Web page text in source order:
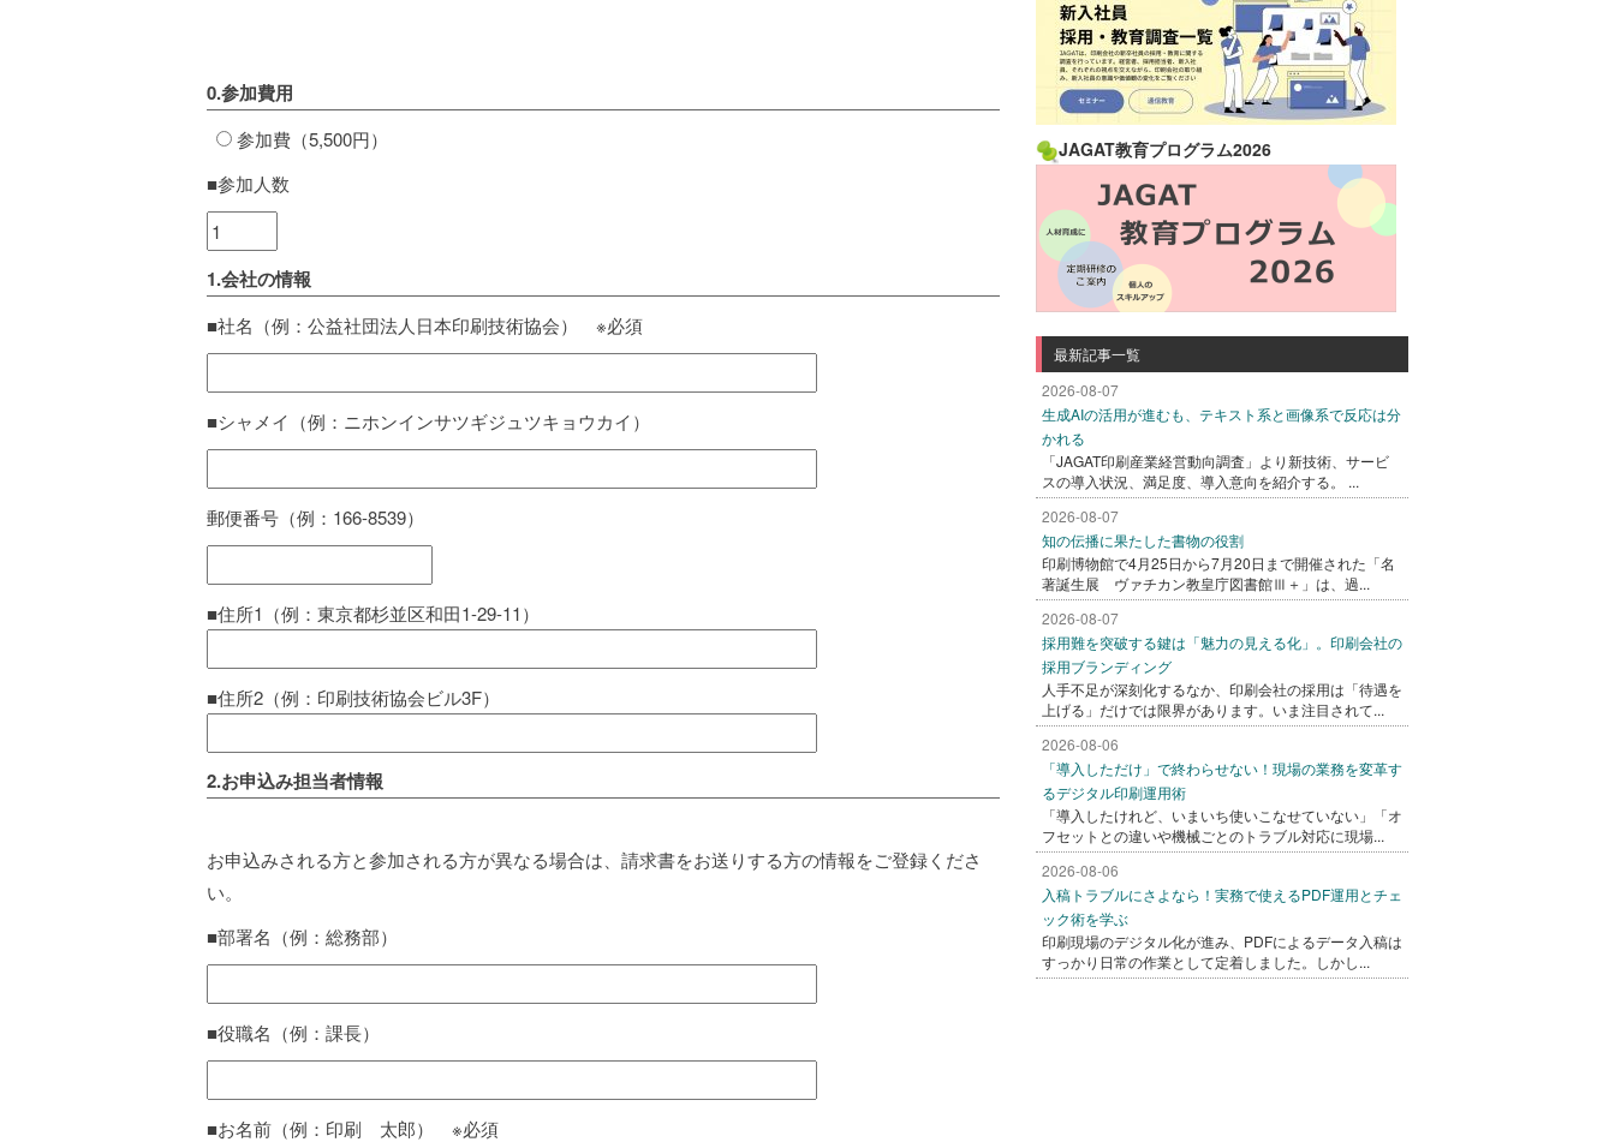
0.参加費用
参加費（5,500円）
■参加人数
1.会社の情報
■社名（例：公益社団法人日本印刷技術協会） ※必須
■シャメイ（例：ニホンインサツギジュツキョウカイ）
郵便番号（例：166-8539）
■住所1（例：東京都杉並区和田1-29-11）
■住所2（例：印刷技術協会ビル3F）
2.お申込み担当者情報
お申込みされる方と参加される方が異なる場合は、請求書をお送りする方の情報をご登録くださ
い。
■部署名（例：総務部）
■役職名（例：課長）
■お名前（例：印刷 太郎） ※必須
JAGAT教育プログラム2026
最新記事一覧
2026-08-07
生成AIの活用が進むも、テキスト系と画像系で反応は分
かれる
「JAGAT印刷産業経営動向調査」より新技術、サービ
スの導入状況、満足度、導入意向を紹介する。 ...
2026-08-07
知の伝播に果たした書物の役割
印刷博物館で4月25日から7月20日まで開催された「名
著誕生展 ヴァチカン教皇庁図書館Ⅲ＋」は、過...
2026-08-07
採用難を突破する鍵は「魅力の見える化」。印刷会社の
採用ブランディング
人手不足が深刻化するなか、印刷会社の採用は「待遇を
上げる」だけでは限界があります。いま注目されて...
2026-08-06
「導入しただけ」で終わらせない！現場の業務を変革す
るデジタル印刷運用術
「導入したけれど、いまいち使いこなせていない」「オ
フセットとの違いや機械ごとのトラブル対応に現場...
2026-08-06
入稿トラブルにさよなら！実務で使えるPDF運用とチェ
ック術を学ぶ
印刷現場のデジタル化が進み、PDFによるデータ入稿は
すっかり日常の作業として定着しました。しかし...